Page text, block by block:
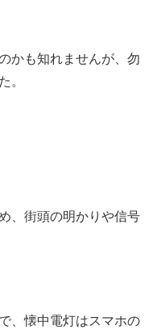
かも知れませんが、勿
。
、街頭の明かりや信号
、懐中電灯はスマホの